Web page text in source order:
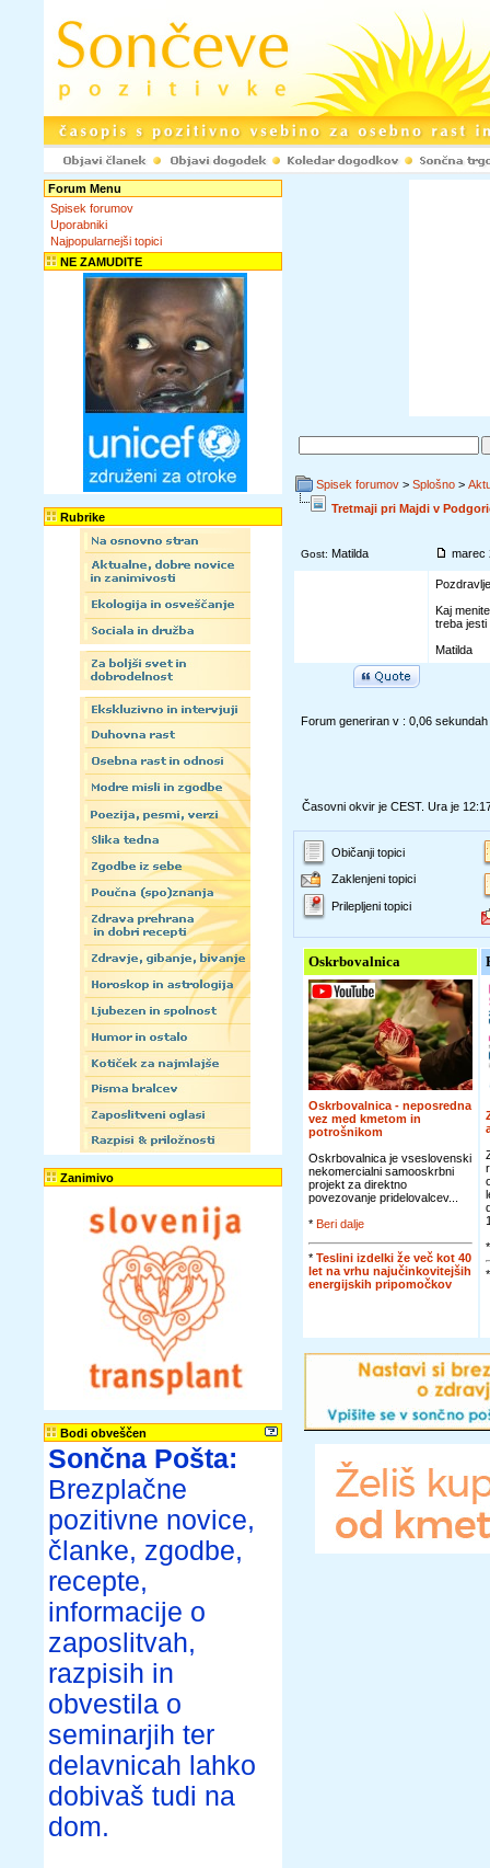
Forum Menu
Spisek forumov
Uporabniki
Najpopularnejši topici
NE ZAMUDITE
Rubrike
Zanimivo
Bodi obveščen
Sončna Pošta:
Brezplačne
pozitivne novice,
članke, zgodbe,
recepte,
informacije o
zaposlitvah,
razpisih in
obvestila o
seminarjih ter
delavnicah lahko
dobivaš tudi na
dom.
Spisek forumov > Splošno >
Tretmaji pri Majdi v
Gost: Matilda marec
Kaj
treba jesti
Matilda
Forum generiran v : 0,06 sekundah
Časovni okvir je CEST. Ura je
Običanji topici
Zaklenjeni topici
Prilepljeni topici
Oskrbovalnica
Oskrbovalnica - neposredna
vez med kmetom in
potrošnikom
Oskrbovalnica je vseslovenski
nekomercialni samooskrbni
projekt za direktno
povezovanje pridelovalcev...
* Beri dalje
* Teslini izdelki že več kot 40
let na vrhu najučinkovitejših
energijskih pripomočkov